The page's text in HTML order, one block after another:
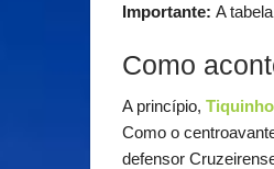
Importante: A
Como
A princípio,
Como o
defensor